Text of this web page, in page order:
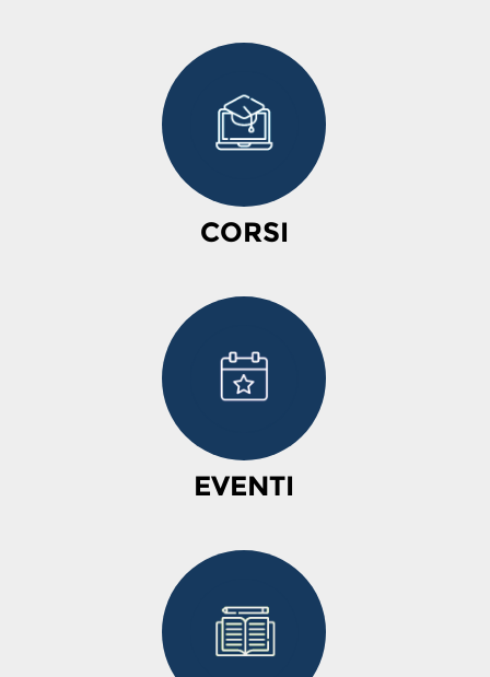
CORSI
EVENTI